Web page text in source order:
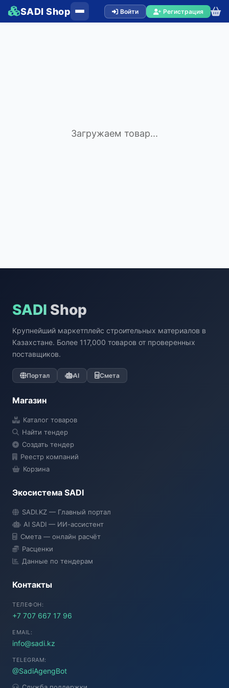
SADI Shop Войти Регистрация
Загружаем товар...
SADI Shop
Крупнейший маркетплейс строительных материалов в
Казахстане. Более 117,000 товаров от проверенных
поставщиков.
Портал AI Смета
Магазин
Каталог товаров
Найти тендер
Создать тендер
Реестр компаний
Корзина
Экосистема SADI
SADI.KZ — Главный портал
AI SADI — ИИ-ассистент
Смета — онлайн расчёт
Расценки
Данные по тендерам
Контакты
ТЕЛЕФОН:
+7 707 667 17 96
EMAIL:
info@sadi.kz
TELEGRAM:
@SadiAgengBot
● Подключение...